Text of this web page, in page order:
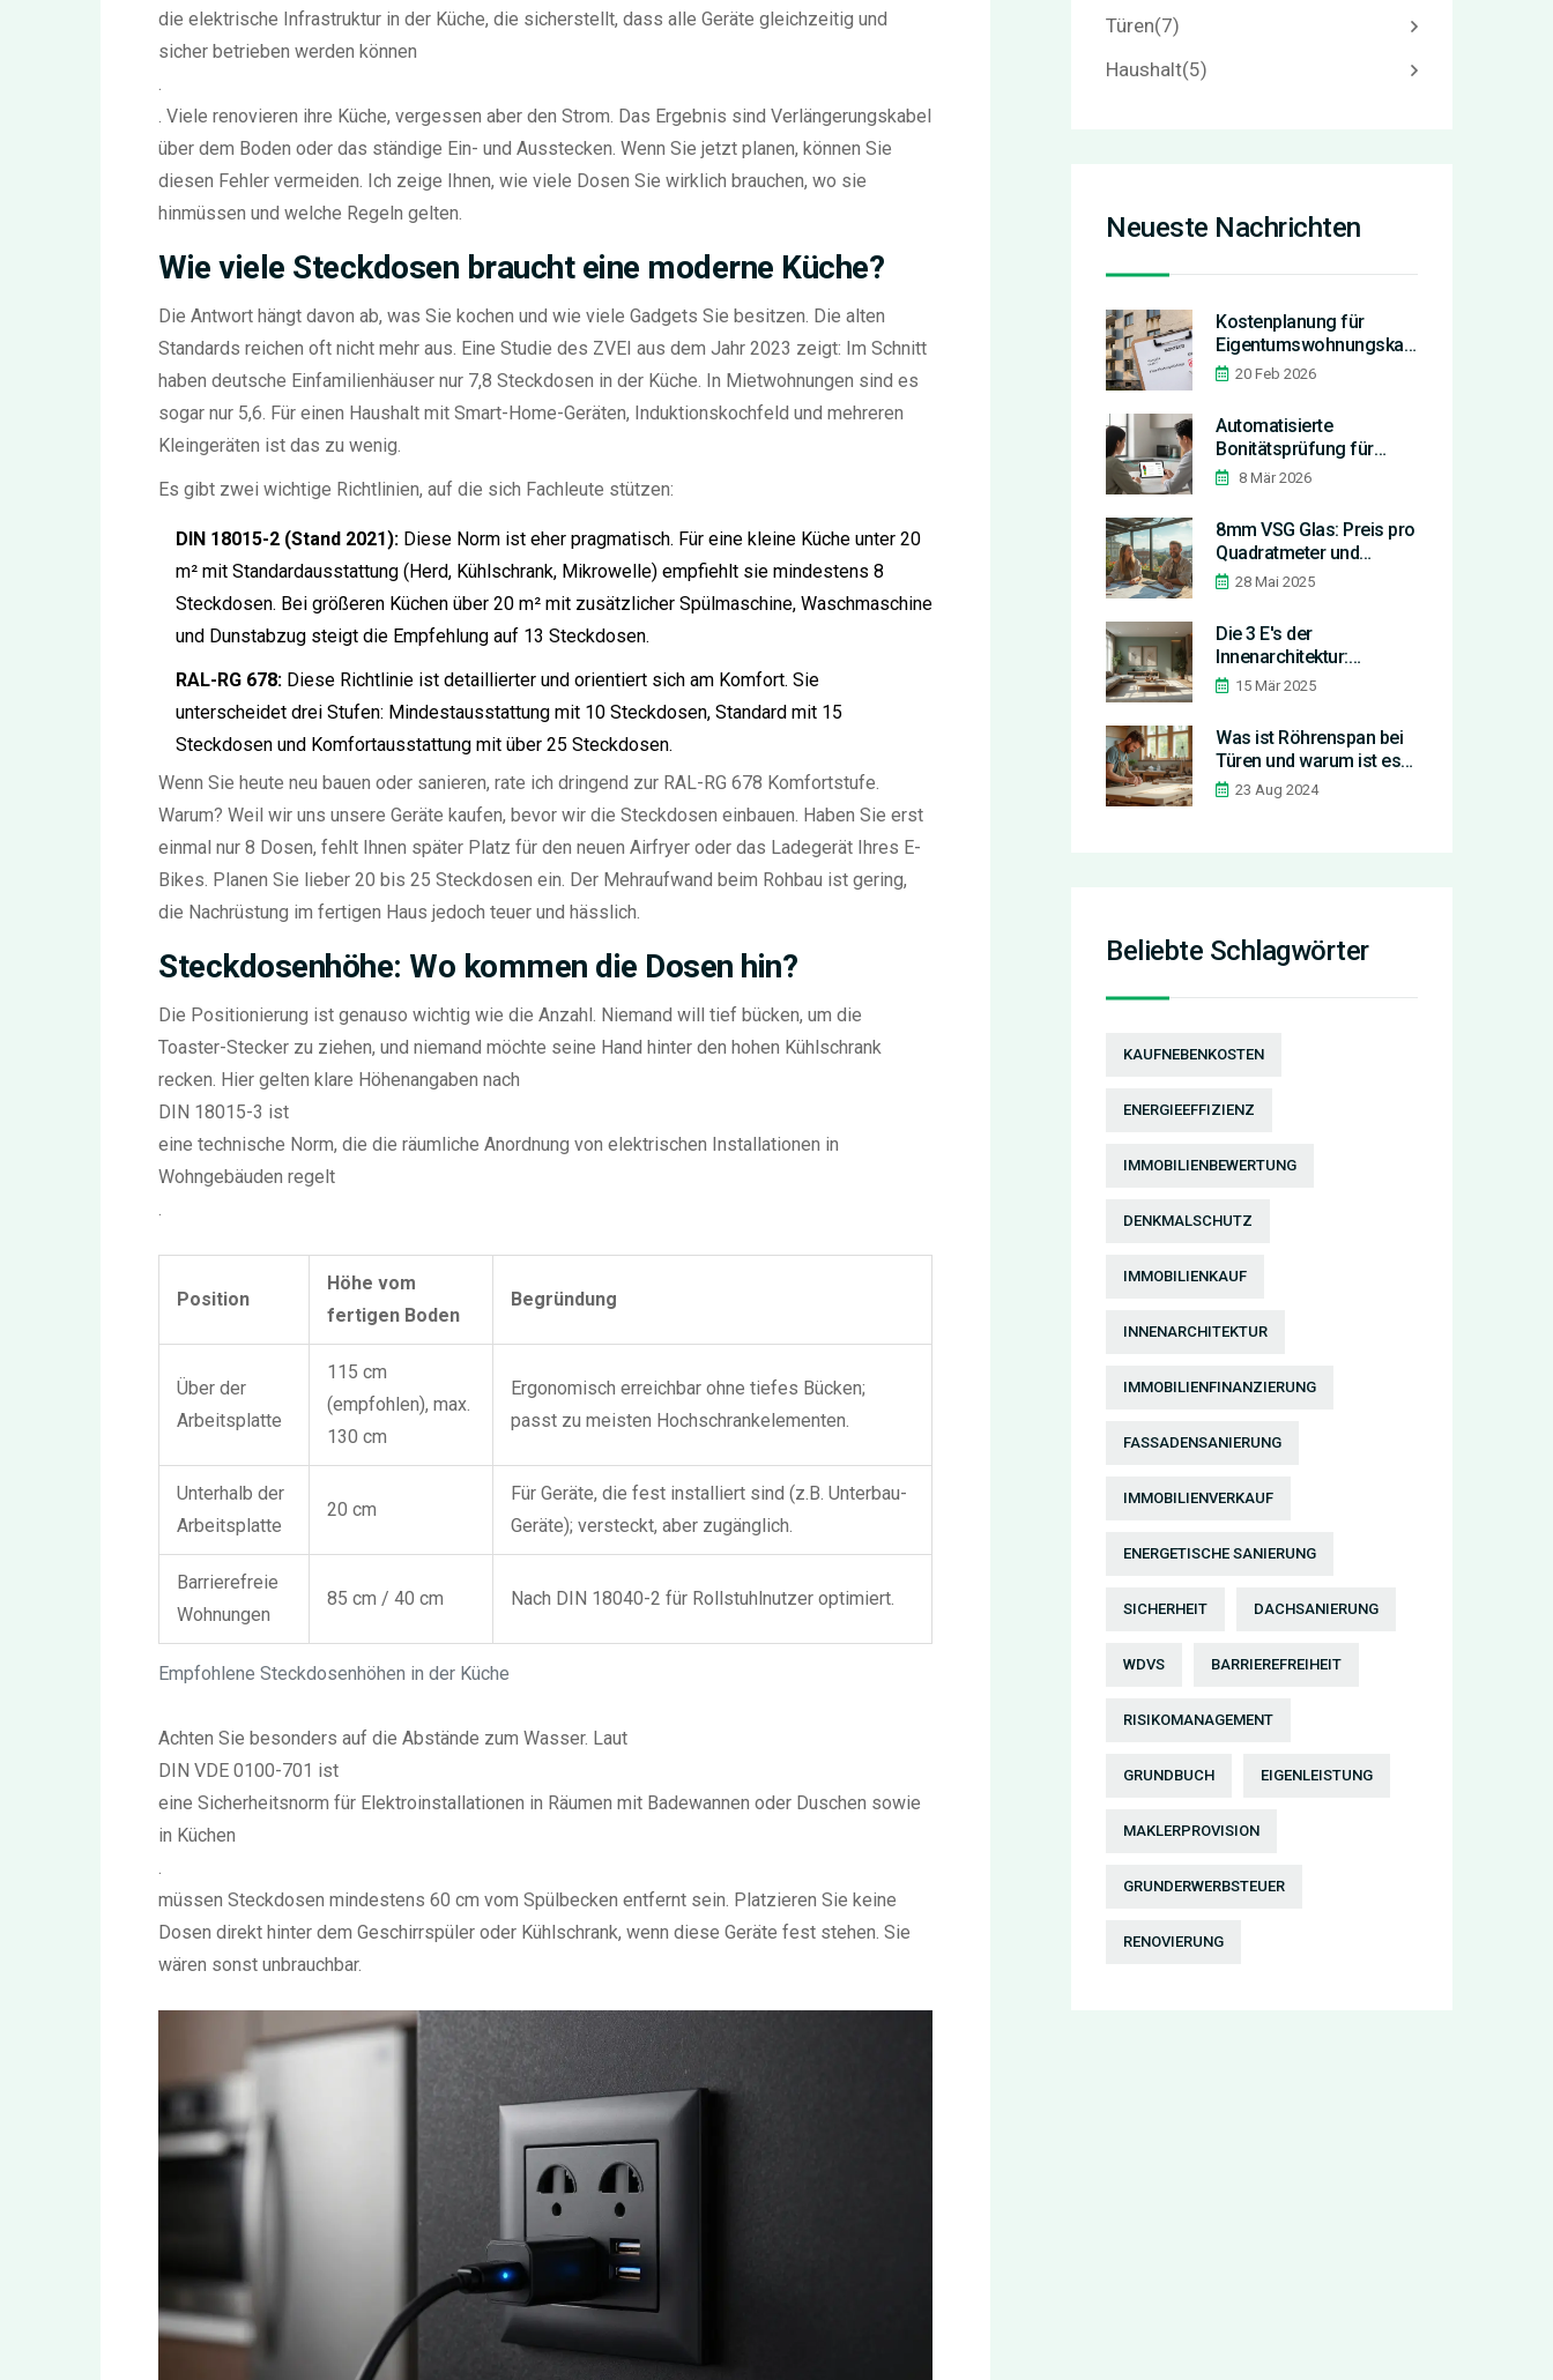
die elektrische Infrastruktur in der Küche, die sicherstellt, dass alle Geräte gleichzeitig und
sicher betrieben werden können
.
. Viele renovieren ihre Küche, vergessen aber den Strom. Das Ergebnis sind Verlängerungskabel
über dem Boden oder das ständige Ein- und Ausstecken. Wenn Sie jetzt planen, können Sie
diesen Fehler vermeiden. Ich zeige Ihnen, wie viele Dosen Sie wirklich brauchen, wo sie
hinmüssen und welche Regeln gelten.
Wie viele Steckdosen braucht eine moderne Küche?
Die Antwort hängt davon ab, was Sie kochen und wie viele Gadgets Sie besitzen. Die alten
Standards reichen oft nicht mehr aus. Eine Studie des ZVEI aus dem Jahr 2023 zeigt: Im Schnitt
haben deutsche Einfamilienhäuser nur 7,8 Steckdosen in der Küche. In Mietwohnungen sind es
sogar nur 5,6. Für einen Haushalt mit Smart-Home-Geräten, Induktionskochfeld und mehreren
Kleingeräten ist das zu wenig.
Es gibt zwei wichtige Richtlinien, auf die sich Fachleute stützen:
DIN 18015-2 (Stand 2021): Diese Norm ist eher pragmatisch. Für eine kleine Küche unter 20
m² mit Standardausstattung (Herd, Kühlschrank, Mikrowelle) empfiehlt sie mindestens 8
Steckdosen. Bei größeren Küchen über 20 m² mit zusätzlicher Spülmaschine, Waschmaschine
und Dunstabzug steigt die Empfehlung auf 13 Steckdosen.
RAL-RG 678: Diese Richtlinie ist detaillierter und orientiert sich am Komfort. Sie
unterscheidet drei Stufen: Mindestausstattung mit 10 Steckdosen, Standard mit 15
Steckdosen und Komfortausstattung mit über 25 Steckdosen.
Wenn Sie heute neu bauen oder sanieren, rate ich dringend zur RAL-RG 678 Komfortstufe.
Warum? Weil wir uns unsere Geräte kaufen, bevor wir die Steckdosen einbauen. Haben Sie erst
einmal nur 8 Dosen, fehlt Ihnen später Platz für den neuen Airfryer oder das Ladegerät Ihres E-
Bikes. Planen Sie lieber 20 bis 25 Steckdosen ein. Der Mehraufwand beim Rohbau ist gering,
die Nachrüstung im fertigen Haus jedoch teuer und hässlich.
Steckdosenhöhe: Wo kommen die Dosen hin?
Die Positionierung ist genauso wichtig wie die Anzahl. Niemand will tief bücken, um die
Toaster-Stecker zu ziehen, und niemand möchte seine Hand hinter den hohen Kühlschrank
recken. Hier gelten klare Höhenangaben nach
DIN 18015-3 ist
eine technische Norm, die die räumliche Anordnung von elektrischen Installationen in
Wohngebäuden regelt
.
Empfohlene Steckdosenhöhen in der Küche
Position
Höhe vom
fertigen Boden
Begründung
Über der
Arbeitsplatte
115 cm
(empfohlen), max.
130 cm
Ergonomisch erreichbar ohne tiefes Bücken;
passt zu meisten Hochschrankelementen.
Unterhalb der
Arbeitsplatte
20 cm
Für Geräte, die fest installiert sind (z.B. Unterbau-
Geräte); versteckt, aber zugänglich.
Barrierefreie
Wohnungen
85 cm / 40 cm Nach DIN 18040-2 für Rollstuhlnutzer optimiert.
Achten Sie besonders auf die Abstände zum Wasser. Laut
DIN VDE 0100-701 ist
eine Sicherheitsnorm für Elektroinstallationen in Räumen mit Badewannen oder Duschen sowie
in Küchen
.
müssen Steckdosen mindestens 60 cm vom Spülbecken entfernt sein. Platzieren Sie keine
Dosen direkt hinter dem Geschirrspüler oder Kühlschrank, wenn diese Geräte fest stehen. Sie
wären sonst unbrauchbar.
Türen(7)
Haushalt(5)
Neueste Nachrichten
Kostenplanung für
Eigentumswohnungskauf:
So berechnen Sie
richtig
20 Feb 2026
Automatisierte
Bonitätsprüfung für
Mietinteressenten: Die
Vergleich 2026
8 Mär 2026
8mm VSG Glas: Preis pro
Quadratmeter und
Spartipps für deinen Bau
28 Mai 2025
Die 3 E's der
Innenarchitektur:
Effizienz, Ergonomie,
15 Mär 2025
Was ist Röhrenspan bei
Türen und warum ist es
wichtig?
23 Aug 2024
Beliebte Schlagwörter
KAUFNEBENKOSTEN
ENERGIEEFFIZIENZ
IMMOBILIENBEWERTUNG
DENKMALSCHUTZ
IMMOBILIENKAUF
INNENARCHITEKTUR
IMMOBILIENFINANZIERUNG
FASSADENSANIERUNG
IMMOBILIENVERKAUF
ENERGETISCHE SANIERUNG
SICHERHEIT DACHSANIERUNG
WDVS BARRIEREFREIHEIT
RISIKOMANAGEMENT
GRUNDBUCH EIGENLEISTUNG
MAKLERPROVISION
GRUNDERWERBSTEUER
RENOVIERUNG